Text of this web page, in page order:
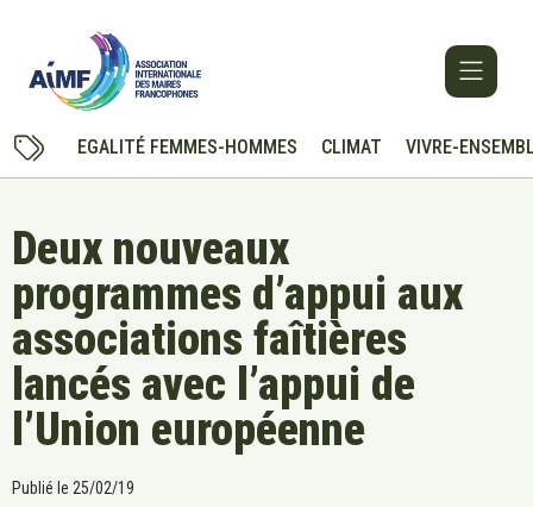
EGALITÉ FEMMES-HOMMES CLIMAT VIVRE-
Deux nouveaux
programmes d’appui aux
associations faîtières
lancés avec l’appui de
l’Union européenne
Publié le 25/02/19